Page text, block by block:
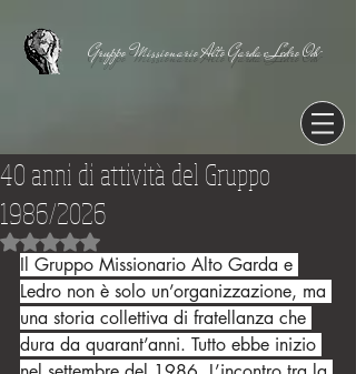
Gruppo Missionario Alto Garda e Ledro Odv
40 anni di attività del Gruppo
1986/2026
Valutazione NaN stelle su 5.
Il Gruppo Missionario Alto Garda e
Ledro non è solo un’organizzazione, ma
una storia collettiva di fratellanza che
dura da quarant’anni. Tutto ebbe inizio